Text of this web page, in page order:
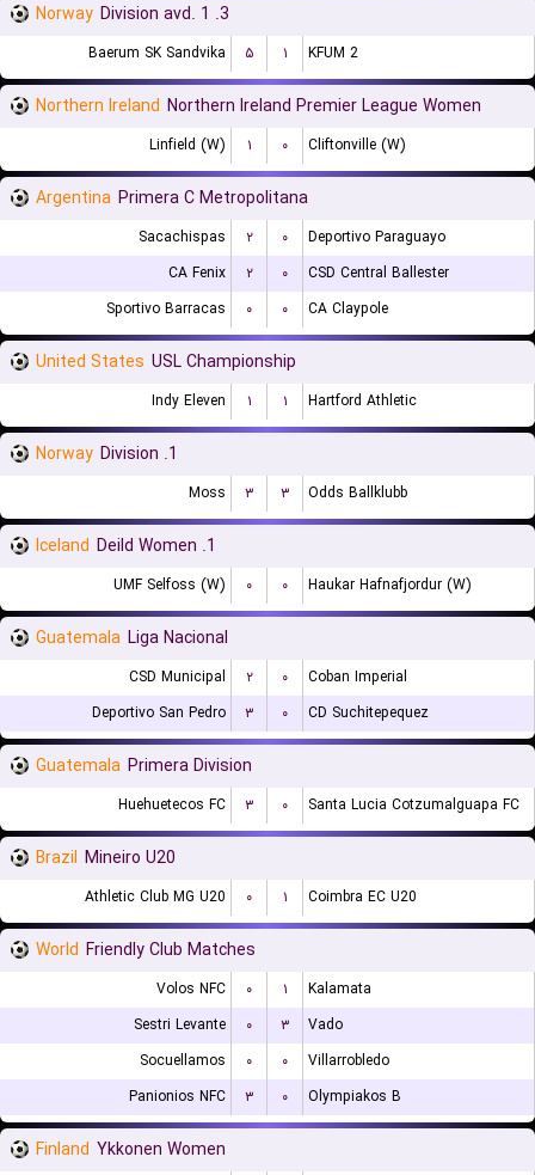
Norway 3. Division avd. 1
Baerum SK Sandvika ۵ ۱ KFUM 2
Northern Ireland Northern Ireland Premier League Women
Linfield (W) ۱ ۰ Cliftonville (W)
Argentina Primera C Metropolitana
Sacachispas ۲ ۰
Deportivo Paraguayo
CA Fenix
۲ ۰
CSD Central Ballester
Sportivo Barracas
۰ ۰ CA Claypole
United States USL Championship
Indy Eleven ۱ ۱ Hartford Athletic
Norway 1. Division
Moss ۳ ۳ Odds Ballklubb
Iceland 1. Deild Women
UMF Selfoss (W) ۰ ۰ Haukar Hafnafjordur (W)
Guatemala Liga Nacional
CSD Municipal ۲ ۰
Coban Imperial
Deportivo San Pedro
۳ ۰ CD Suchitepequez
Guatemala Primera Division
Huehuetecos FC ۳ ۰ Santa Lucia Cotzumalguapa FC
Brazil Mineiro U20
Athletic Club MG U20 ۰ ۱ Coimbra EC U20
World Friendly Club Matches
Volos NFC ۰ ۱
Kalamata
Sestri Levante
۰ ۳
Vado
Socuellamos
۰ ۰
Villarrobledo
Panionios NFC
۳ ۰ Olympiakos B
Finland Ykkonen Women